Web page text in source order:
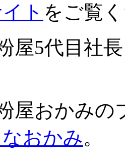
ト をご覧
屋5代目社
屋おかみの
おかみ。